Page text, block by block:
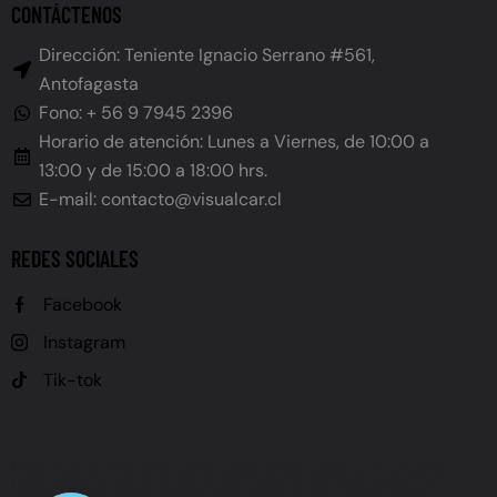
CONTÁCTENOS
Dirección: Teniente Ignacio Serrano #561,
Antofagasta
Fono: + 56 9 7945 2396
Horario de atención: Lunes a Viernes, de 10:00 a
13:00 y de 15:00 a 18:00 hrs.
E-mail: contacto@visualcar.cl
REDES SOCIALES
Facebook
Instagram
Tik-tok